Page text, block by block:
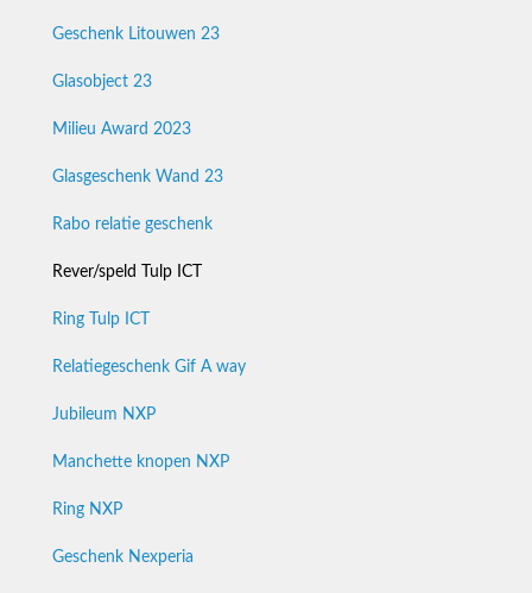
Geschenk Litouwen 23
Glasobject 23
Milieu Award 2023
Glasgeschenk Wand 23
Rabo relatie geschenk
Rever/speld Tulp ICT
Ring Tulp ICT
Relatiegeschenk Gif A way
Jubileum NXP
Manchette knopen NXP
Ring NXP
Geschenk Nexperia